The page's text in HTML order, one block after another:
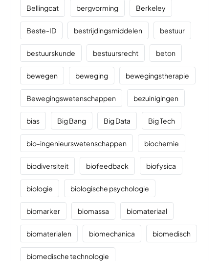
Bellingcat bergvorming Berkeley
Beste-ID bestrijdingsmiddelen bestuur
bestuurskunde bestuursrecht beton
bewegen beweging bewegingstherapie
Bewegingswetenschappen bezuinigingen
bias Big Bang Big Data Big Tech
bio-ingenieurswetenschappen biochemie
biodiversiteit biofeedback biofysica
biologie biologische psychologie
biomarker biomassa biomateriaal
biomaterialen biomechanica biomedisch
biomedische technologie